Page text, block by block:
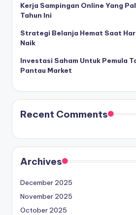
Kerja Sampingan Online Yang
Tahun Ini
Strategi Belanja Hemat Saat
Naik
Investasi Saham Untuk Pemula
Pantau Market
Recent Comments
Archives
December 2025
November 2025
October 2025